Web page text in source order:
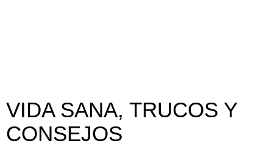
VIDA SANA, TRUCOS Y
CONSEJOS